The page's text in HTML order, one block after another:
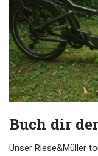
Buch dir
Unser Riese&Müller